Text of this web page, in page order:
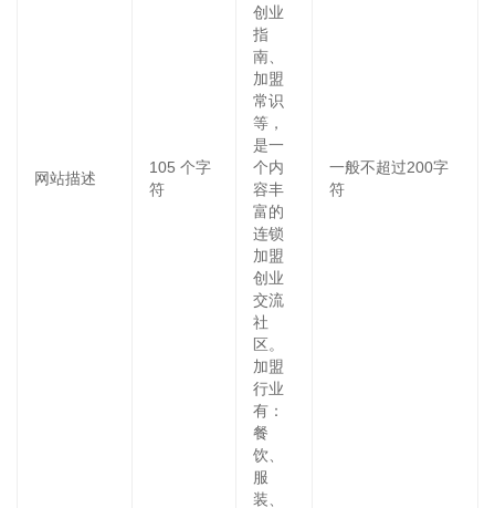
网站描述
105 个字
符
创业
指
南、
加盟
常识
等，
是一
个内
容丰
富的
连锁
加盟
创业
交流
社
区。
加盟
行业
有：
餐
饮、
服
装、
一般不超过200字
符